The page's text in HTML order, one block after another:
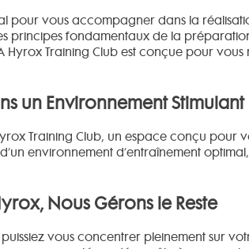
pour vous accompagner dans la
principes fondamentaux de la
Hyrox Training Club est conçue pour
un Environnement Stimulant
Training Club, un espace conçu pour
environnement d’entraînement
Nous Gérons le Reste
vous concentrer pleinement sur